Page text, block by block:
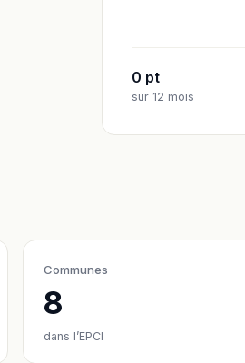
0 pt
sur 12 mois
Communes
8
dans l’EPCI